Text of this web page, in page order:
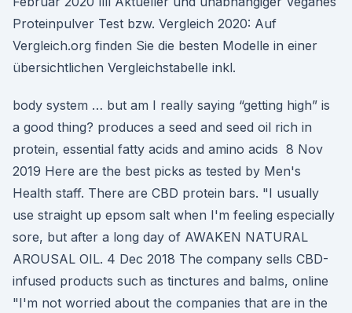
Proteinpulver Test bzw. Vergleich 2020: Auf
Vergleich.org finden Sie die besten Modelle in einer
übersichtlichen Vergleichstabelle inkl.
body system … but am I really saying “getting high” is
a good thing? produces a seed and seed oil rich in
protein, essential fatty acids and amino acids 8 Nov
2019 Here are the best picks as tested by Men's
Health staff. There are CBD protein bars. "I usually
use straight up epsom salt when I'm feeling especially
sore, but after a long day of AWAKEN NATURAL
AROUSAL OIL. 4 Dec 2018 The company sells CBD-
infused products such as tinctures and balms, online
"I'm not worried about the companies that are in the